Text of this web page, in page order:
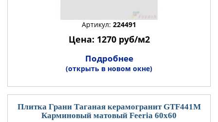
Артикул: 224491
Цена: 1270 руб/м2
Подробнее
(открыть в новом окне)
Плитка Грани Таганая керамогранит GTF441М
Карминовый матовый Feeria 60x60